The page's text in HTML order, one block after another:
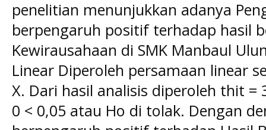
penelitian menunjukkan adanya
berpengaruh positif terhadap hasil
Kewirausahaan di SMK Manbaul
Linear Diperoleh persamaan linear
X. Dari hasil analisis diperoleh thit =
0 < 0,05 atau Ho di tolak. Dengan